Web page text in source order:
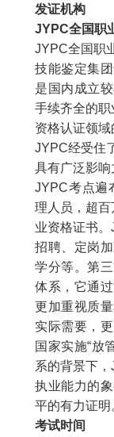
发证机构
JYPC全国职
JYPC全国职
技能鉴定集
是国内成立
手续齐全的职
资格认证领域
JYPC经受住
具有广泛影响
JYPC考点遍
理人员，超
业资格证书。
招聘、定岗
学分等。第
体系，它通
更加重视质
实际需要，
国家实施“放
系的背景下，
执业能力的
平的有力证明
考试时间